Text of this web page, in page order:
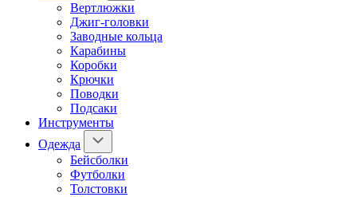
Вертлюжки
Джиг-головки
Заводные кольца
Карабины
Коробки
Крючки
Поводки
Подсаки
Инструменты
Одежда
Бейсболки
Футболки
Толстовки